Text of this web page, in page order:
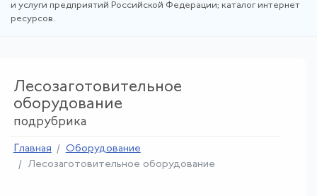
и услуги предприятий Российской Федерации; каталог интернет
ресурсов.
Лесозаготовительное
оборудование
подрубрика
Главная
Оборудование
Лесозаготовительное оборудование